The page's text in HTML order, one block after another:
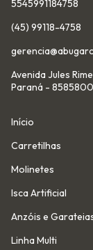
5545991184758
(45) 99118-4758
Avenida Jules
Paraná -
Início
Carretilhas
Molinetes
Isca Artificial
Anzóis e
Linha Multi